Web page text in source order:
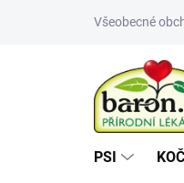
Všeobecné
PSI